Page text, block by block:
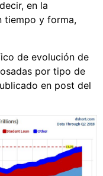
en la
tiempo y forma,
de evolución de
por tipo de
en post del